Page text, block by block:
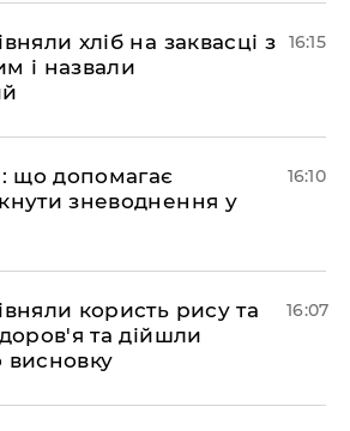
хліб на заквасці з
і назвали
16:15
що допомагає
зневоднення у
16:10
користь рису та
та дійшли
висновку
16:07